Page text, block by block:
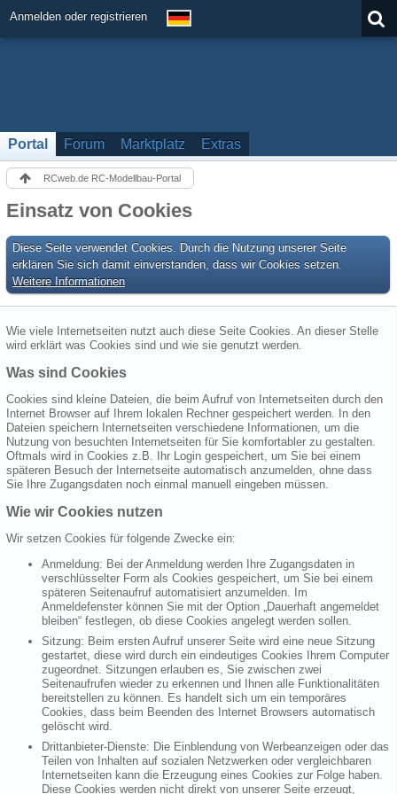
Anmelden oder registrieren
Portal Forum Marktplatz Extras
RCweb.de RC-Modellbau-Portal
Einsatz von Cookies
Diese Seite verwendet Cookies. Durch die Nutzung unserer Seite
erklären Sie sich damit einverstanden, dass wir Cookies setzen.
Weitere Informationen
Wie viele Internetseiten nutzt auch diese Seite Cookies. An dieser Stelle
wird erklärt was Cookies sind und wie sie genutzt werden.
Was sind Cookies
Cookies sind kleine Dateien, die beim Aufruf von Internetseiten durch den
Internet Browser auf Ihrem lokalen Rechner gespeichert werden. In den
Dateien speichern Internetseiten verschiedene Informationen, um die
Nutzung von besuchten Internetseiten für Sie komfortabler zu gestalten.
Oftmals wird in Cookies z.B. Ihr Login gespeichert, um Sie bei einem
späteren Besuch der Internetseite automatisch anzumelden, ohne dass
Sie Ihre Zugangsdaten noch einmal manuell eingeben müssen.
Wie wir Cookies nutzen
Wir setzen Cookies für folgende Zwecke ein:
Anmeldung: Bei der Anmeldung werden Ihre Zugangsdaten in
verschlüsselter Form als Cookies gespeichert, um Sie bei einem
späteren Seitenaufruf automatisiert anzumelden. Im
Anmeldefenster können Sie mit der Option „Dauerhaft angemeldet
bleiben“ festlegen, ob diese Cookies angelegt werden sollen.
Sitzung: Beim ersten Aufruf unserer Seite wird eine neue Sitzung
gestartet, diese wird durch ein eindeutiges Cookies Ihrem Computer
zugeordnet. Sitzungen erlauben es, Sie zwischen zwei
Seitenaufrufen wieder zu erkennen und Ihnen alle Funktionalitäten
bereitstellen zu können. Es handelt sich um ein temporäres
Cookies, dass beim Beenden des Internet Browsers automatisch
gelöscht wird.
Drittanbieter-Dienste: Die Einblendung von Werbeanzeigen oder das
Teilen von Inhalten auf sozialen Netzwerken oder vergleichbaren
Internetseiten kann die Erzeugung eines Cookies zur Folge haben.
Diese Cookies werden nicht direkt von unserer Seite erzeugt,